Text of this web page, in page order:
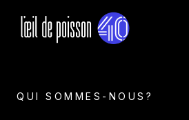
Accueil
QUI SOMMES-NOUS?